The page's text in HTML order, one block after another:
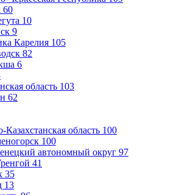
60
10
9
Карелия 105
82
6
область 103
62
Казахстанская область 100
100
автономный округ 97
41
35
13